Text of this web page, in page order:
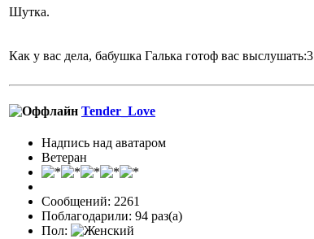
Шутка.
Как у вас дела, бабушка Галька готоф вас выслушать:3
Tender_Love
Надпись над аватаром
Ветеран
Сообщений: 2261
Поблагодарили: 94 раз(а)
Пол: